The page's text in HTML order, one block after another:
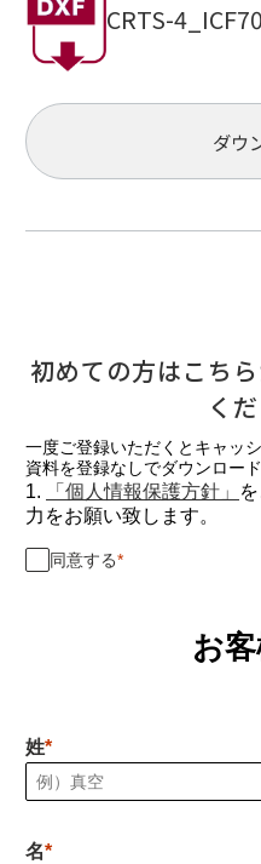
CRTS-
ダウ
初めての方はこち
く
一度ご登録いただくとキャッ
資料を登録なしでダウンロー
1. 「個人情報保護方針」
力をお願い致します。
同意する
お
姓
名